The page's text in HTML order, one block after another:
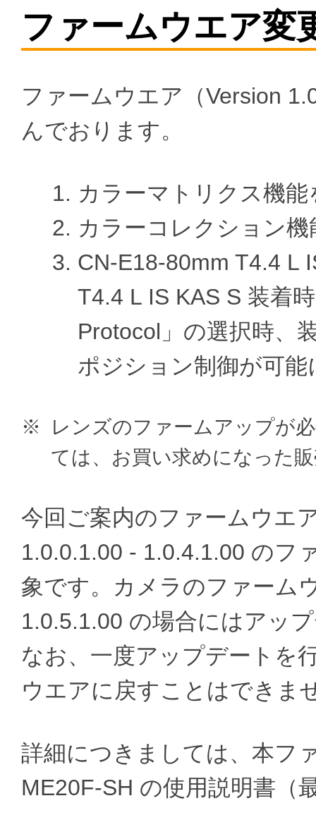
ファームウエア変
ファームウエア（Version
んでおります。
カラーマトリクス機
カラーコレクション
CN-E18-80mm T4.4 L
T4.4 L IS KAS S 装着時
Protocol」の選択時、
ポジション制御が可
※
レンズのファームアップが
ては、お買い求めになった
今回ご案内のファームウエ
1.0.0.1.00 - 1.0.4.1.00 のフ
象です。カメラのファーム
1.0.5.1.00 の場合にはアッ
なお、一度アップデートを
ウエアに戻すことはできま
詳細につきましては、本フ
ME20F-SH の使用説明書（